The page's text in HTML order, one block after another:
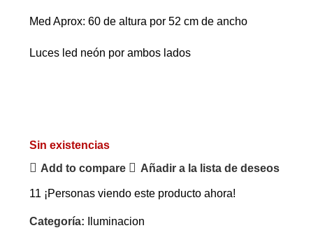
Med Aprox: 60 de altura por 52 cm de ancho
Luces led neón por ambos lados
Sin existencias
Add to compare
Añadir a la lista de deseos
11 ¡Personas viendo este producto ahora!
Categoría: Iluminacion